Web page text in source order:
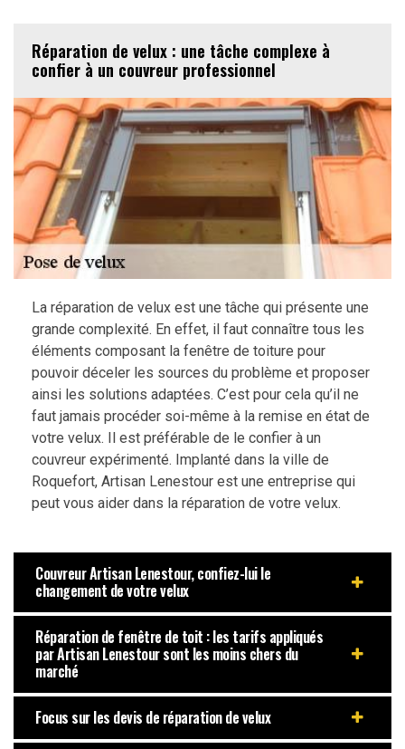
Réparation de velux : une tâche complexe à
confier à un couvreur professionnel
La réparation de velux est une tâche qui présente une
grande complexité. En effet, il faut connaître tous les
éléments composant la fenêtre de toiture pour
pouvoir déceler les sources du problème et proposer
ainsi les solutions adaptées. C’est pour cela qu’il ne
faut jamais procéder soi-même à la remise en état de
votre velux. Il est préférable de le confier à un
couvreur expérimenté. Implanté dans la ville de
Roquefort, Artisan Lenestour est une entreprise qui
peut vous aider dans la réparation de votre velux.
Couvreur Artisan Lenestour, confiez-lui le
changement de votre velux
Réparation de fenêtre de toit : les tarifs appliqués
par Artisan Lenestour sont les moins chers du
marché
Focus sur les devis de réparation de velux